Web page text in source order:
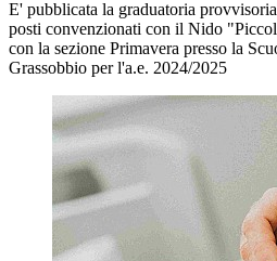
E' pubblicata la graduatoria
posti convenzionati con il Nido
con la sezione Primavera presso la
Grassobbio per l'a.e. 2024/2025